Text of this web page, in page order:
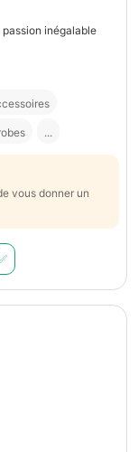
inégalable
...
vous donner un